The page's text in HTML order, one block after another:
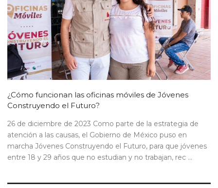
¿Cómo funcionan las oficinas móviles de Jóvenes
Construyendo el Futuro?
26 de diciembre de 2023 Como parte de la estrategia de
atención a las causas, el Gobierno de México puso en
marcha Jóvenes Construyendo el Futuro, para que jóvenes
entre 18 y 29 años que no estudian y no trabajan, rec ...